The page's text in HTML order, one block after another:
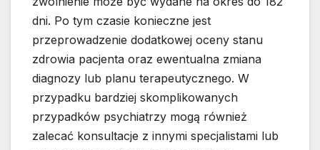
dni. Po tym czasie konieczne jest
przeprowadzenie dodatkowej oceny stanu
zdrowia pacjenta oraz ewentualna zmiana
diagnozy lub planu terapeutycznego. W
przypadku bardziej skomplikowanych
przypadków psychiatrzy mogą również
zalecać konsultacje z innymi specjalistami lub